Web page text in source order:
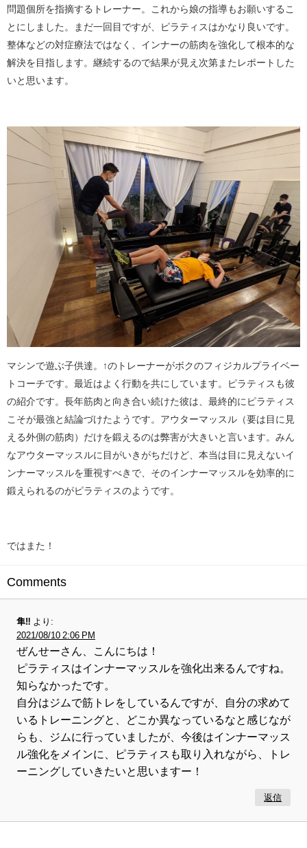
問題個所を指摘するトレーナー。これから娘の指導もお願いするこ
とにしました。まだ一回目ですが、ピラティスはかなり良いです。
整体などの対症療法ではなく、インナーの筋肉を強化して根本的な
解決を目指します。継続するので結果が見え次第またレポートした
いと思います。
マシンで遊ぶ子供達。↑のトレーナーがボクのフィジカルプライベー
トコーチです。最近はよく行動を共にしています。ピラティスも彼
の紹介です。長年筋肉と向き合い続けた彼は、最終的にピラティス
こそが最強と結論づけたようです。アウターマッスル（要は目に見
える外側の筋肉）だけを鍛えるのは弊害が大きいと言います。みん
なアウターマッスルに目がいきがちだけど、本当は目に見えないイ
ンナーマッスルを重視すべきで、そのインナーマッスルを効率的に
鍛えられるのがピラティスのようです。
ではまた！
Comments
隼‼︎ より:
2021/08/10 2:06 PM
ぜんせーさん、こんにちは！
ピラティスはインナーマッスルを強化出来るんですね。
知らなかったです。
自分はジムで筋トレをしているんですが、自分の求めて
いるトレーニングと、どこか異なっているなと感じなが
らも、ジムに行っていましたが、今後はインナーマッス
ル強化をメインに、ピラティスも取り入れながら、トレ
ーニングしていきたいと思いますー！
返信